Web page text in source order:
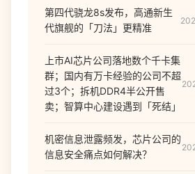
第四代骁龙8s发布，高通新生
代旗舰的「刀法」更精准
上市AI芯片公司落地数个千卡集
群；国内有万卡经验的公司不超
过3个；拆机DDR4半公开售
卖；智算中心建设遇到「死结」
机密信息泄露频发，芯片公司的
信息安全痛点如何解决？